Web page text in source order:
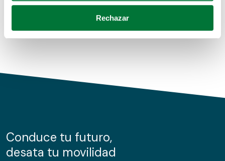
para buscar características específicas (huellas
Obtenga más información sobre cómo se procesan sus
de cookies.
información sobre el uso que haga del sitio web con
nuestros partners de redes sociales, publicidad y análisis
Rechazar
Conduce tu futuro,
desata tu movilidad